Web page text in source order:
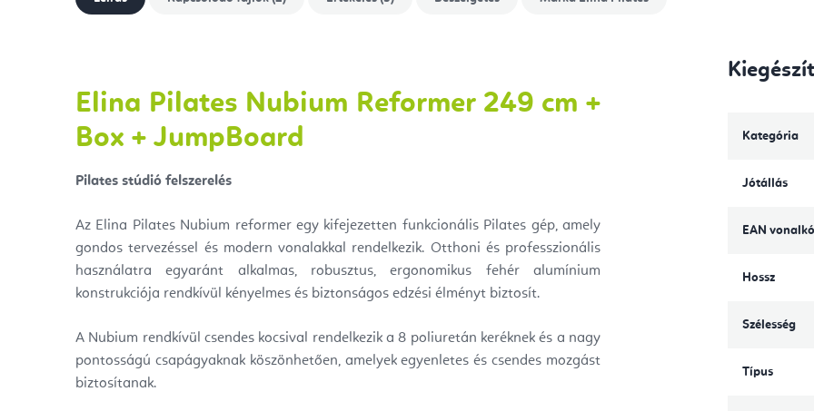
Elina Pilates Nubium Reformer 249 cm +
Box + JumpBoard
Pilates stúdió felszerelés
Az Elina Pilates Nubium reformer egy kifejezetten funkcionális Pilates gép, amely
gondos tervezéssel és modern vonalakkal rendelkezik. Otthoni és professzionális
használatra egyaránt alkalmas, robusztus, ergonomikus fehér alumínium
konstrukciója rendkívül kényelmes és biztonságos edzési élményt biztosít.
A Nubium rendkívül csendes kocsival rendelkezik a 8 poliuretán keréknek és a nagy
pontosságú csapágyaknak köszönhetően, amelyek egyenletes és csendes mozgást
biztosítanak.
Kategória
Jótállás
EAN
Hossz
Szélesség
Típus